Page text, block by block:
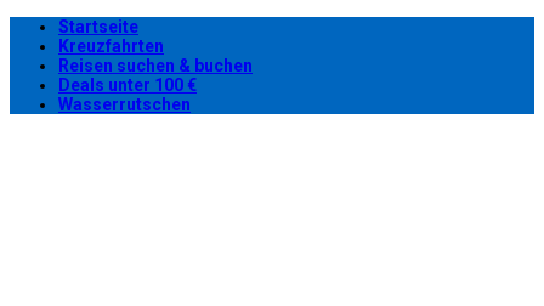
Startseite
Kreuzfahrten
Reisen suchen & buchen
Deals unter 100 €
Wasserrutschen